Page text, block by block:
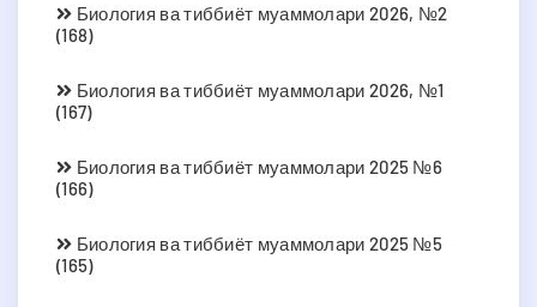
Биология ва тиббиёт муаммолари 2026, №2
(168)
Биология ва тиббиёт муаммолари 2026, №1
(167)
Биология ва тиббиёт муаммолари 2025 №6
(166)
Биология ва тиббиёт муаммолари 2025 №5
(165)